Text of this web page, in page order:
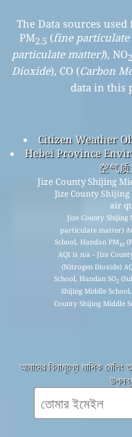
The Data sources
PM2.5 (fine particulate
particulate matter)), NO2
Dioxide), CO (Carbon
data in this
Citizen Weather
Hebei Province
空气
Jize County Shijing
Jize County
air
Jize County Shijing
particulate matter)
School, Handan PM10
AQI is n/a - Jize
(Nitrogen Dioxide)
School, Handan SO2
Shijing Middle
County Shijing Middle
আমাদের বিনামূল্যে মাসিক